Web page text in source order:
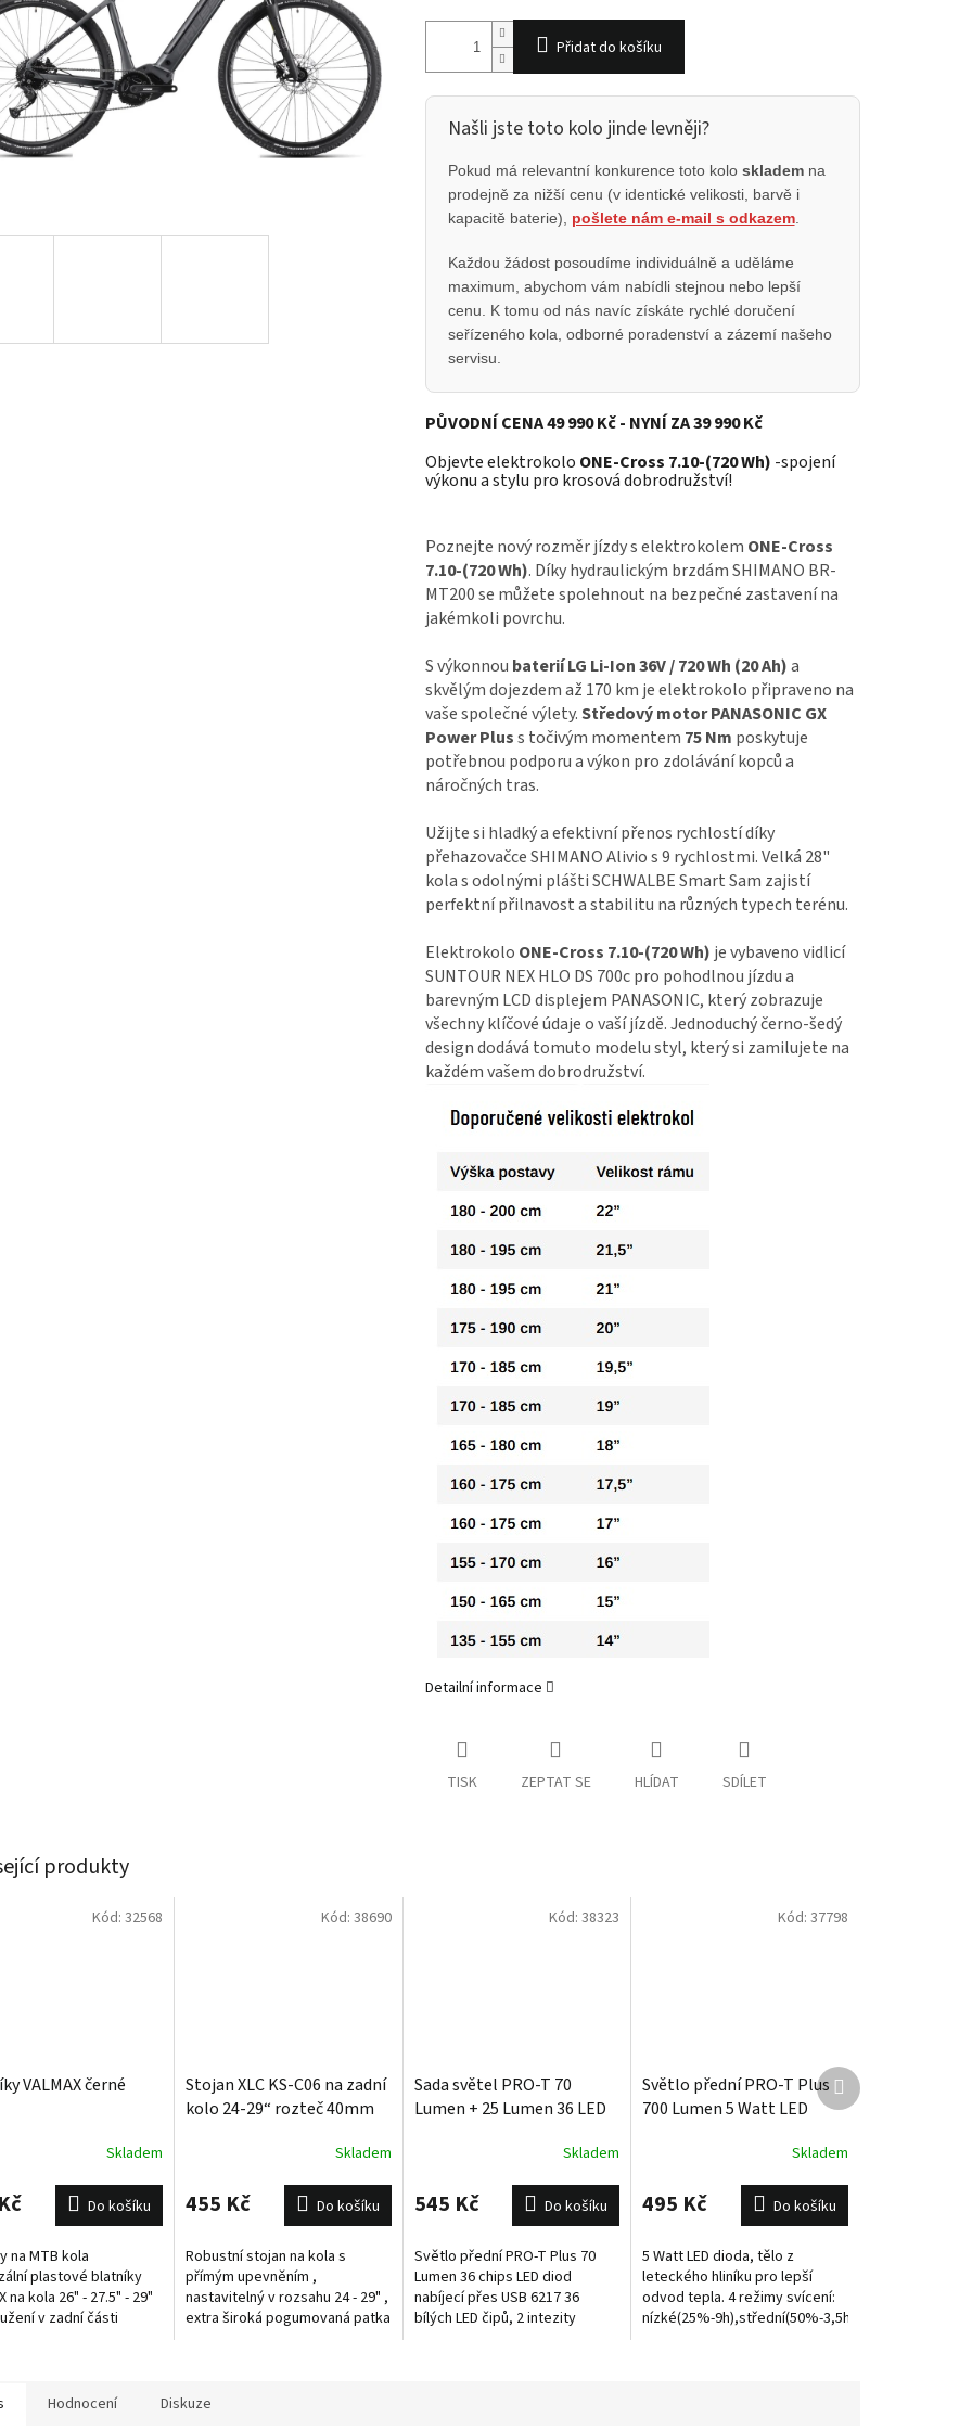
Přidat do košíku
Našli jste toto kolo jinde levněji?
Pokud má relevantní konkurence toto kolo sklademna
prodejně za nižší cenu (v identické velikosti, barvě i
kapacitě baterie), pošlete nám e-mail s odkazem.
Každou žádost posoudíme individuálně a uděláme
maximum, abychom vám nabídli stejnou nebo lepší
cenu. K tomu od nás navíc získáte rychlé doručení
seřízeného kola, odborné poradenství a zázemí našeho
servisu.
PŮVODNÍ CENA 49 990 Kč - NYNÍ ZA 39 990 Kč
Objevte elektrokolo ONE-Cross 7.10-(720 Wh) -spojení
výkonu a stylu pro krosová dobrodružství!
Poznejte nový rozměr jízdy s elektrokolem ONE-Cross
7.10-(720 Wh). Díky hydraulickým brzdám SHIMANO BR-
MT200 se můžete spolehnout na bezpečné zastavení na
jakémkoli povrchu.
S výkonnou baterií LG Li-Ion 36V / 720 Wh (20 Ah)a
skvělým dojezdem až 170 km je elektrokolo připraveno na
vaše společné výlety.Středový motor PANASONIC GX
Power Pluss točivým momentem 75 Nm poskytuje
potřebnou podporu a výkon pro zdolávání kopců a
náročných tras.
Užijte si hladký a efektivní přenos rychlostí díky
přehazovačce SHIMANO Alivio s 9 rychlostmi. Velká 28"
kola s odolnými plášti SCHWALBE Smart Sam zajistí
perfektní přilnavost a stabilitu na různých typech terénu.
Elektrokolo ONE-Cross 7.10-(720 Wh)je vybaveno vidlicí
SUNTOUR NEX HLO DS 700c pro pohodlnou jízdu a
barevným LCD displejem PANASONIC, který zobrazuje
všechny klíčové údaje o vaší jízdě. Jednoduchý černo-šedý
design dodává tomuto modelu styl, který si zamilujete na
každém vašem dobrodružství.
Detailní informace
TISK ZEPTAT SE HLÍDAT SDÍLET
produkty
VALMAX černé
Skladem
Do košíku
na MTB kola
plastové blatníky
na kola 26" - 27.5" - 29"
v zadní části
Kód: 32568
Stojan XLC KS-C06 na zadní
kolo 24-29“ rozteč 40mm
Skladem
455 Kč Do košíku
Robustní stojan na kola s
přímým upevněním ,
nastavitelný v rozsahu 24 - 29" ,
extra široká pogumovaná patka
Kód: 38690
Sada světel PRO-T 70
Lumen + 25 Lumen 36 LED
Skladem
545 Kč Do košíku
Světlo přední PRO-T Plus 70
Lumen 36 chips LED diod
nabíjecí přes USB 6217 36
bílých LED čipů, 2 intezity
Kód:38323
Světlo přední PRO-T Plus
700 Lumen 5 Watt LED
Skladem
495 Kč Do košíku
5 Watt LED dioda, tělo z
leteckého hliníku pro lepší
odvod tepla. 4 režimy svícení:
nízké(25%-9h),střední(50%-3,5h),střední
Kód: 37798
Další
produkt
Hodnocení Diskuze